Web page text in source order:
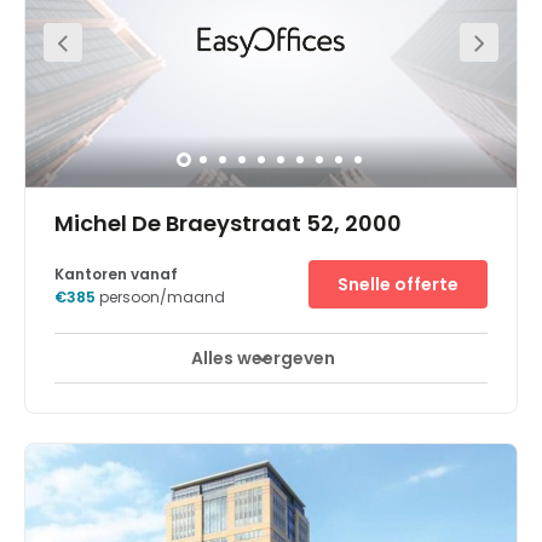
de petrochemische industrie, logistiek en Import /
Export.Het center is gelegen dichtbij het centrum van
Ekeren waar zich verschillende restaurants, winkels en
bedrijven bevinden die een aangename werkomgeving
bieden.
Michel De Braeystraat 52, 2000
Break-Out Ruimtes Stadscentrum
prachtig nieuw kantoor, dat langs de Schelde is
genesteld en aan de levendige zuidkant van Antwerpen.
Het bevindt zich in een duurzame wijk met restaurants,
winkels, cafés en woonwijken te over. De omgeving is
groen en plezant, met 33 hectare aan parken en wandel-
Kantoren vanaf
€385 persoon/maand
Snelle offerte
Alles weergeven